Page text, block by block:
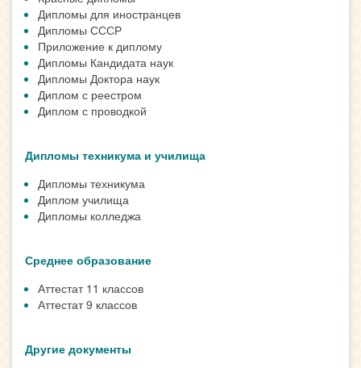
Дипломы для иностранцев
Дипломы СССР
Приложение к диплому
Дипломы Кандидата наук
Дипломы Доктора наук
Диплом с реестром
Диплом с проводкой
Дипломы техникума и училища
Дипломы техникума
Диплом училища
Дипломы колледжа
Среднее образование
Аттестат 11 классов
Аттестат 9 классов
Другие документы